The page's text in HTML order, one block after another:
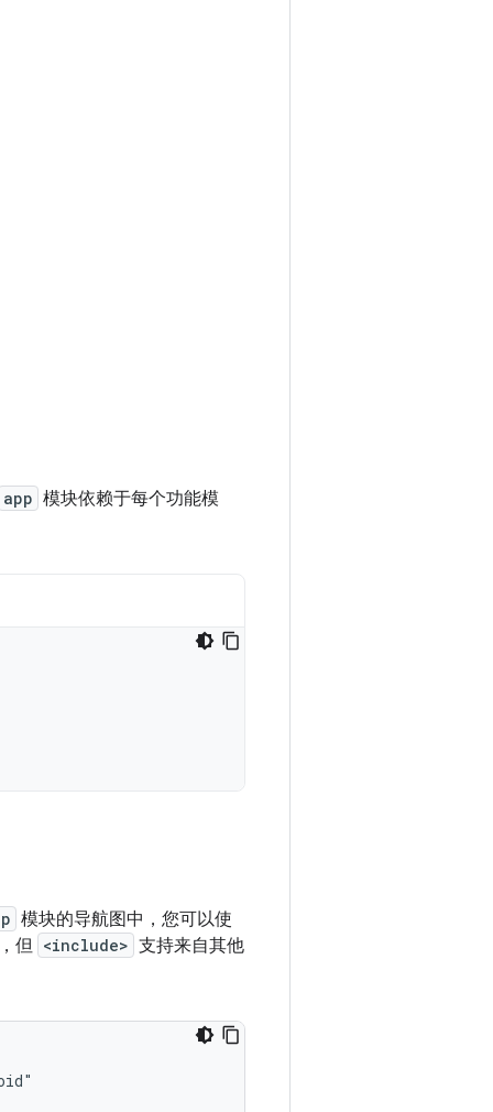
app 模块依赖于每个功能模
模块的导航图中，您可以使
但
<include> 支持来自其他